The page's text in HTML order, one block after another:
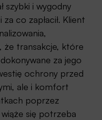
szybki i wygodny
co zapłacił. Klient
że transakcje, które
za jego
ochrony przed
ale i komfort
poprzez
się potrzeba